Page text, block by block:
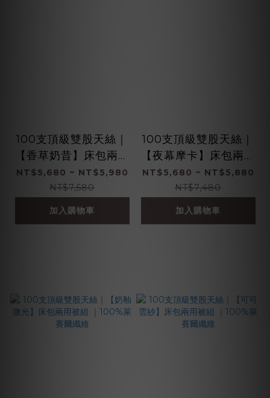
100支頂級雙股天絲｜
【香草奶昔】床包兩用
被組 /｜100%萊賽爾
纖維
NT$5,680 ~ NT$5,980
NT$7,580
加入購物車
100支頂級雙股天絲｜
【夜幕摩卡】床包兩用
被組 ｜100%萊賽爾纖
維
NT$5,680 ~ NT$5,880
NT$7,480
加入購物車